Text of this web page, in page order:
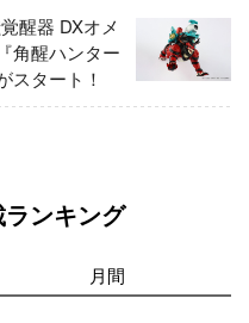
醒器 DXオメ
角醒ハンター
スタート！
ンキング
月間